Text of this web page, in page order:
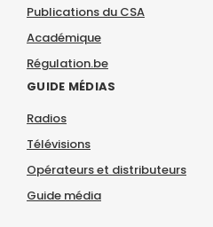
Publications du CSA
Académique
Régulation.be
GUIDE MÉDIAS
Radios
Télévisions
Opérateurs et distributeurs
Guide média